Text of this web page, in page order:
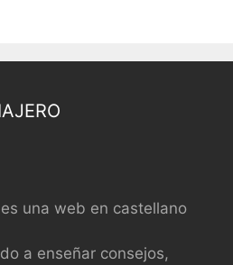
una web en castellano
a enseñar consejos,